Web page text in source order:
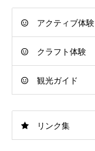
アクティブ体験
クラフト体験
観光ガイド
リンク集